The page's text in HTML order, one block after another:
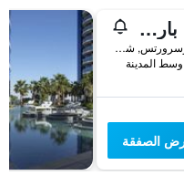
لابيتا، دبي باركس آند ريزورتس، أوتوغراف كوليكشن
دبي باركس اند رسرورتس, شارع الشيخ زايد, دبي, الامارات العربية المتحدة
الصفقة